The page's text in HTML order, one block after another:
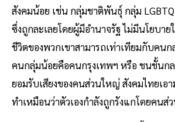
สังคมน้อย เช่น กลุ่มชาติพันธุ์ กลุ่ม
ซึ่งถูกละเลยโดยผู้มีอำนาจรัฐ ไม่มีนโยบา
ชีวิตของพวกเขาสามารถเท่าเทียมกับคน
คนกลุ่มน้อยคือคนกรุงเทพฯ หรือ ชนชั้นกล
ยอมรับเสียงของคนส่วนใหญ่ สังคมไทยเอ
ทำเหมือนว่าตัวเองกำลังถูกรังแกโดยคนส่